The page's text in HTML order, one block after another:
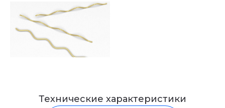
Технические характеристики